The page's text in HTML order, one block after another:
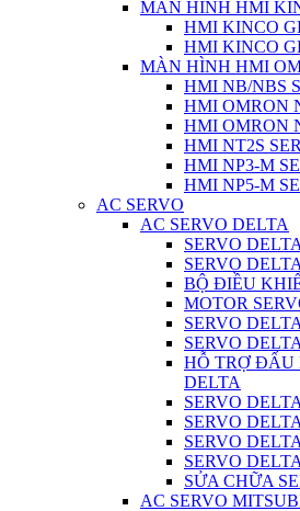
MÀN HÌNH HMI
HMI KINCO
HMI KINCO
MÀN HÌNH HMI
HMI NB/NBS
HMI OMRON
HMI OMRON
HMI NT2S
HMI NP3-M
HMI NP5-M
AC SERVO
AC SERVO DELTA
SERVO
SERVO
BỘ ĐIỀU
MOTOR
SERVO
SERVO
HỖ TRỢ ĐẤU
DELTA
SERVO
SERVO
SERVO
SERVO
SỬA CHỮA
AC SERVO